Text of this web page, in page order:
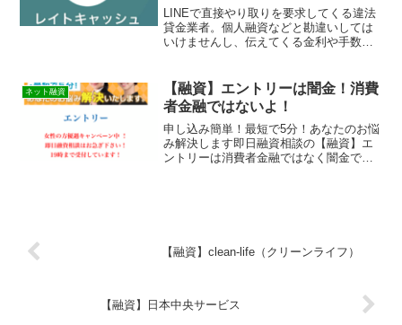
LINEで直接やり取りを要求してくる違法
貸金業者。個人融資などと勘違いしては
いけませんし、伝えてくる金利や手数料
スマホでの検索や突然送られてきたSMS
メールでお金を貸し...
ネット融資
【融資】エントリーは闇金！消費
者金融ではないよ！
申し込み簡単！最短で5分！あなたのお悩
み解決します即日融資相談の【融資】エ
ントリーは消費者金融ではなく闇金で
【融資】clean-life（クリーンライフ）
【融資】日本中央サービス